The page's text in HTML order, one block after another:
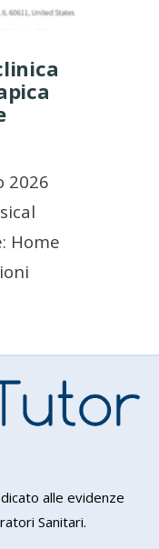
2026
Home
alle evidenze
Sanitari.